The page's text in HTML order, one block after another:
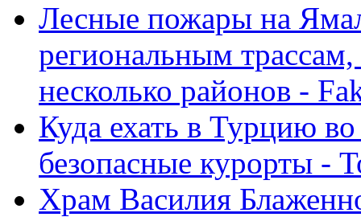
Лесные пожары на
региональным
несколько районов -
Куда ехать в Турцию
безопасные курорты -
Храм Василия